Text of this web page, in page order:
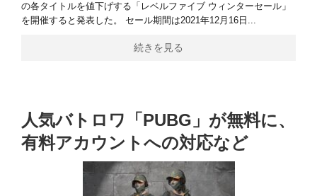
の各タイトルを値下げする「レベルファイブ ウィンターセール」
を開催すると発表した。 セール期間は2021年12月16日...
続きを見る
人気バトロワ「PUBG」が無料に、
有料アカウントへの対応など